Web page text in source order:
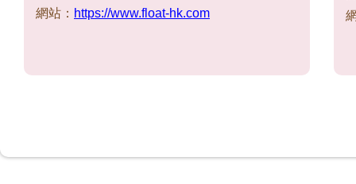
網站： https://www.float-hk.com